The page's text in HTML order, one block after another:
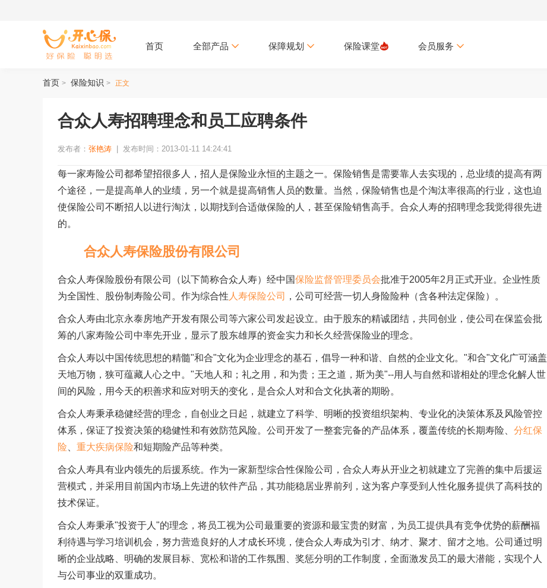
首页 全部产品 保障规划 保险课堂 会员服务
首页 > 保险知识 > 正文
合众人寿招聘理念和员工应聘条件
发布者： 张艳涛 发布时间：2013-01-11 14:24:41
每一家寿险公司都希望招很多人，招人是保险业永恒的主题之一。保险销售是需要靠人去实现的，总业绩的提高有两
个途径，一是提高单人的业绩，另一个就是提高销售人员的数量。当然，保险销售也是个淘汰率很高的行业，这也迫
使保险公司不断招人以进行淘汰，以期找到合适做保险的人，甚至保险销售高手。合众人寿的招聘理念我觉得很先进
的。
合众人寿保险股份有限公司
合众人寿保险股份有限公司（以下简称合众人寿）经中国保险监督管理委员会批准于2005年2月正式开业。企业性质
为全国性、股份制寿险公司。作为综合性 人寿保险公司 ，公司可经营一切人身险险种（含各种法定保险）。
合众人寿由北京永泰房地产开发有限公司等六家公司发起设立。由于股东的精诚团结，共同创业，使公司在保监会批
筹的八家寿险公司中率先开业，显示了股东雄厚的资金实力和长久经营保险业的理念。
合众人寿以中国传统思想的精髓"和合"文化为企业理念的基石，倡导一种和谐、自然的企业文化。"和合"文化广可涵盖
天地万物，狭可蕴藏人心之中。"天地人和；礼之用，和为贵；王之道，斯为美"--用人与自然和谐相处的理念化解人世
间的风险，用今天的积善求和应对明天的变化，是合众人对和合文化执著的期盼。
合众人寿秉承稳健经营的理念，自创业之日起，就建立了科学、明晰的投资组织架构、专业化的决策体系及风险管控
体系，保证了投资决策的稳健性和有效防范风险。公司开发了一整套完备的产品体系，覆盖传统的长期寿险、 分红保
险
重大疾病保险和短期险产品等种类。
合众人寿具有业内领先的后援系统。作为一家新型综合性保险公司，合众人寿从开业之初就建立了完善的集中后援运
营模式，并采用目前国内市场上先进的软件产品，其功能稳居业界前列，这为客户享受到人性化服务提供了高科技的
技术保证。
合众人寿秉承"投资于人"的理念，将员工视为公司最重要的资源和最宝贵的财富，为员工提供具有竞争优势的薪酬福
利待遇与学习培训机会，努力营造良好的人才成长环境，使合众人寿成为引才、纳才、聚才、留才之地。公司通过明
晰的企业战略、明确的发展目标、宽松和谐的工作氛围、奖惩分明的工作制度，全面激发员工的最大潜能，实现个人
与公司事业的双重成功。